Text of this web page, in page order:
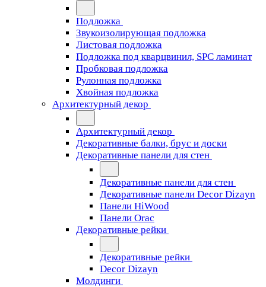
Подложка
Звукоизолирующая подложка
Листовая подложка
Подложка под кварцвинил, SPC ламинат
Пробковая подложка
Рулонная подложка
Хвойная подложка
Архитектурный декор
Архитектурный декор
Декоративные балки, брус и доски
Декоративные панели для стен
Декоративные панели для стен
Декоративные панели Decor Dizayn
Панели HiWood
Панели Orac
Декоративные рейки
Декоративные рейки
Decor Dizayn
Молдинги